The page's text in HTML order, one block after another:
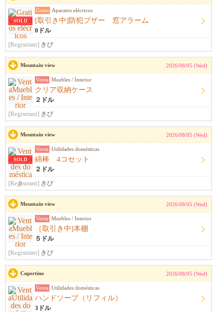
SOLD
Gratis Aparatos elécricos
[取引き中]防犯ブザー 窓アラーム
0ドル
[Registrant] きび
Mountain view 2026/08/05 (Wed)
Venta Muebles / Interior
クリア収納ケース
２ドル
[Registrant] きび
Mountain view 2026/08/05 (Wed)
SOLD
Venta Utilidades domésticas
綿棒 4コセット
２ドル
[Registrant] きび
Mountain view 2026/08/05 (Wed)
Venta Muebles / Interior
［取引き中]本棚
５ドル
[Registrant] きび
Cupertino 2026/08/05 (Wed)
Venta Utilidades domésticas
ハンドソープ（リフィル）
3ドル